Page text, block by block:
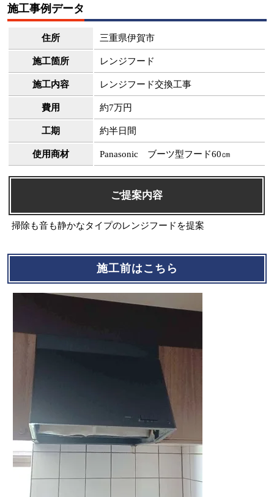
施工事例データ
住所 三重県伊賀市
施工箇所 レンジフード
施工内容 レンジフード交換工事
費用 約7万円
工期 約半日間
使用商材 Panasonic ブーツ型フード60㎝
ご提案内容
掃除も音も静かなタイプのレンジフードを提案
施工前はこちら